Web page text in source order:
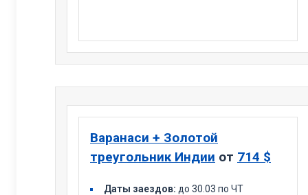
Варанаси + Золотой
треугольник Индии от 714 $
Даты заездов: до 30.03 по ЧТ